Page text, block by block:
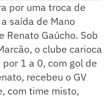
por uma troca de
saída de Mano
Renato Gaúcho. Sob
o clube carioca
1 a 0, com gol de
recebeu o GV
com time misto,